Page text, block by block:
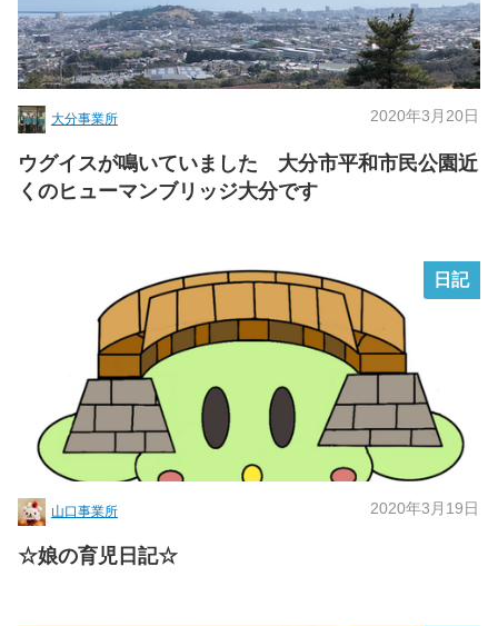
大分事業所 2020年3月20日
ウグイスが鳴いていました 大分市平和市民公園近
くのヒューマンブリッジ大分です
日記
山口事業所 2020年3月19日
☆娘の育児日記☆